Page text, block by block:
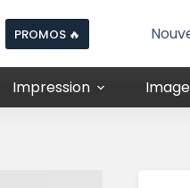
PROMOS 🔥
Impression